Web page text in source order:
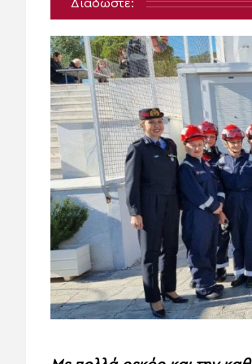
Διαδώστε: